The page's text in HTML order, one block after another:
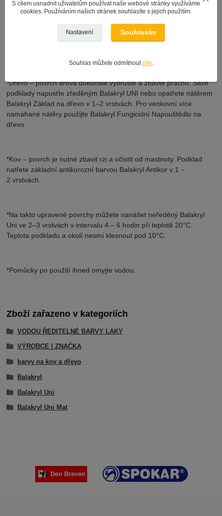
Nenáročná aplikace
*Dřevo – povrch dřeva dokonale vybruste a zbavte prachu. Savé
podklady napusťte zředěným Balakryl UNI nebo opatřete nátěrem
Balakryl Základ na dřevo v 1–2 vrstvách. Pro venkovní více
namáhané nátěry použijte Balakryl Fungicidní Napouštědlo na
dřevo.
*Kov – povrch je nutné zbavit rzi a očistit od mastnoty. Podklad
natřete základní antikorozní barvou Balakryl Antikor v 1 –
2 vrstvách.
*Na takto upravené povrchy můžete nanášet neředěný Balakryl
Uni ve 2–3 vrstvách v intervalu 4 – 6 hodin při teplotě 20°C.
Teplota podkladu a okolí nesmí klesnout pod 10°C.
*Pomůcky po použití ihned omyjte vodou.
Zboží zařazeno v kategoriích
VODOU ŘEDITELNÉ BARVY LAKY
VÝROBCE | ZNAČKA
barvy na kov a dřevo
Balakryl
Balakryl Uni
Balakryl Uni Mat
S cílem usnadnit uživatelům používat naše webové stránky využíváme
cookies. Používáním našich stránek souhlasíte s jejich použitím.
Nastavení Souhlasím
Souhlas můžete odmítnout zde